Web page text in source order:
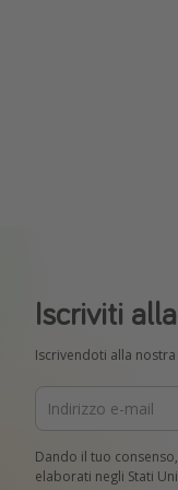
Iscriviti
Iscrivendoti alla
Dando il tuo
elaborati negli Stati